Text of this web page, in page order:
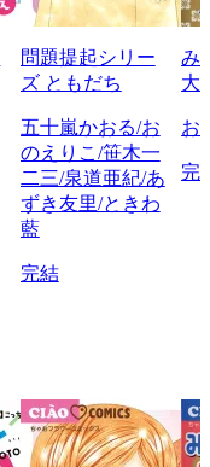
問題提起シリー
ズ ともだち
五十嵐かおる/お
のえりこ/笹木一
二三/泉道亜紀/あ
ずき友里/ときわ
藍
完結
み
大
お
完